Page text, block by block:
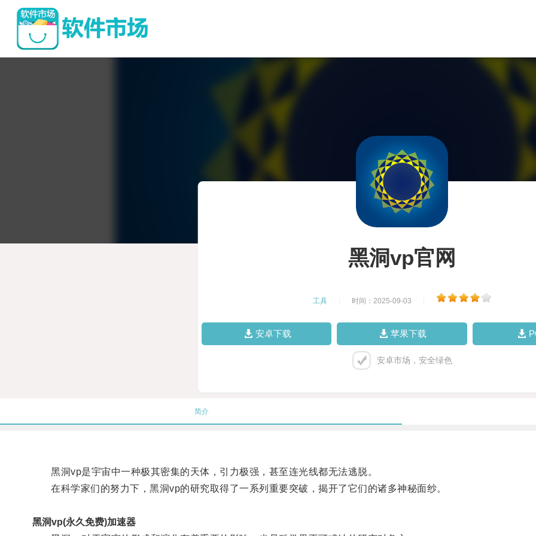
黑洞vp官网
工具 时间：2025-09-03
安卓下载 苹果下载
安卓市场，安全绿色
简介
黑洞vp是宇宙中一种极其密集的天体，引力极强，甚至连光线都无法逃脱。
在科学家们的努力下，黑洞vp的研究取得了一系列重要突破，揭开了它们的诸多神秘面纱。
黑洞vp(永久免费)加速器